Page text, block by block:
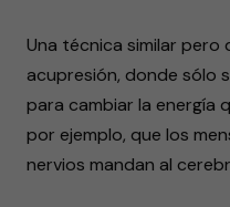
Una técnica similar pero
acupresión, donde sólo
para cambiar la energía
por ejemplo, que los
nervios mandan al